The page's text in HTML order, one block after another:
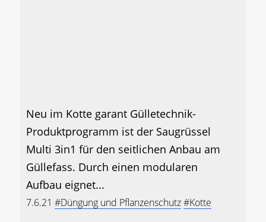
Neu im Kotte garant Gülletechnik-
Produktprogramm ist der Saugrüssel
Multi 3in1 für den seitlichen Anbau am
Güllefass. Durch einen modularen
Aufbau eignet...
7.6.21 #Düngung und Pflanzenschutz#Kotte